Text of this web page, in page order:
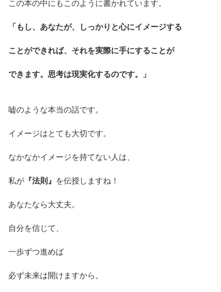
この本の中にもこのように書かれています。
「もし、あなたが、しっかりと心にイメージする
ことができれば、それを実際に手にすることが
できます。思考は現実化するのです。」
嘘のような本当の話です。
イメージはとても大切です。
なかなかイメージを持てない人は、
私が『法則』 を伝授しますね！
あなたなら大丈夫。
自分を信じて、
一歩ずつ進めば
必ず未来は開けますから。